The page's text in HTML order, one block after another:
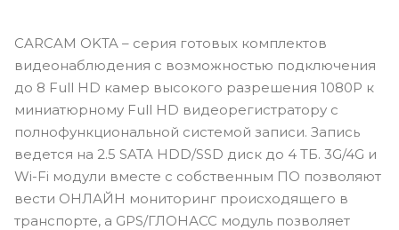
CARCAM OKTA – серия готовых комплектов
видеонаблюдения с возможностью подключения
до 8 Full HD камер высокого разрешения 1080P к
миниатюрному Full HD видеорегистратору с
полнофункциональной системой записи. Запись
ведется на 2.5 SATA HDD/SSD диск до 4 ТБ. 3G/4G и
Wi-Fi модули вместе с собственным ПО позволяют
вести ОНЛАЙН мониторинг происходящего в
транспорте, а GPS/ГЛОНАСС модуль позволяет